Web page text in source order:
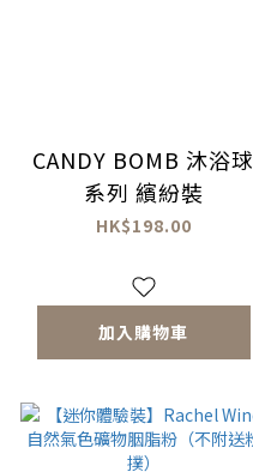
CANDY BOMB 沐浴球
系列 繽紛裝
HK$198.00
加入購物車